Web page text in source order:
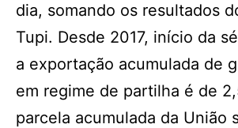
dia, somando os resultados
Tupi. Desde 2017, início da
a exportação acumulada de
em regime de partilha é de
parcela acumulada da União